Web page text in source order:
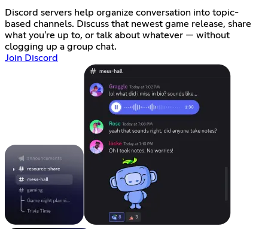
Discord servers help organize conversation into topic-
based channels. Discuss that newest game release, share
what you're up to, or talk about whatever — without
clogging up a group chat.
Join Discord